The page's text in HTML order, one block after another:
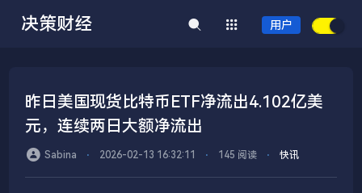
决策财经 用户
昨日美国现货比特币ETF净流出4.102亿美
元，连续两日大额净流出
Sabina ⋅ 2026-02-13 16:32:11 ⋅ 145 阅读 ⋅ 快讯